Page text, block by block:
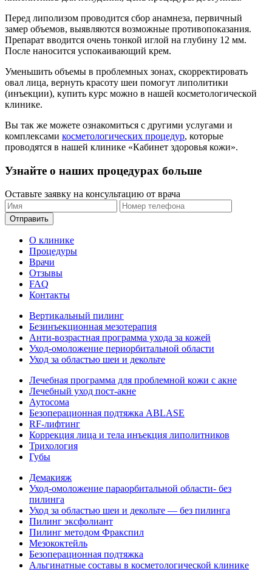
Перед липолизом проводится сбор анамнеза, первичный
замер объемов, выявляются возможные противопоказания.
Препарат вводится очень тонкой иглой на глубину 12 мм.
После наносится успокаивающий крем.
Уменьшить объемы в проблемных зонах, скорректировать
овал лица, вернуть красоту шеи помогут липолитики
(инъекции), купить курс можно в нашей косметологической
клинике.
Вы так же можете ознакомиться с другими услугами и
комплексами косметологических процедур, которые
проводятся в нашей клинике «Кабинет здоровья кожи».
Узнайте о наших процедурах больше
Оставьте заявку на консультацию от врача
Отправить
О клинике
Процедуры
Врачи
Отзывы
FAQ
Контакты
Вертикальный пилинг
Безинъекционная мезотерапия
Анти-возрастная программа ухода за кожей
Уход-омоложение периорбитальной области
Уход за областью шеи и декольте
Лечебная программа для проблемной кожи с акне
Лечебный уход пост-акне
Аутосома
Безоперационная подтяжка ABLASE
RF-лифтинг
Коррекция лица и тела инъекция липолитников
Трихология
Губы
Демакияж
Уход-омоложение параорбитальной области- без
пилинга
Уход за областью шеи и декольте — без пилинга
Пилинг эксфолиант
Пилинг методом Фракспил
Мезококтейль
Безоперационная подтяжка
Альгинатные составы в косметологической клинике